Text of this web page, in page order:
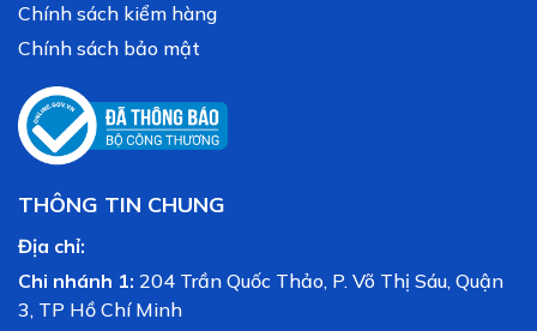
Chính sách kiểm hàng
Chính sách bảo mật
THÔNG TIN CHUNG
Địa chỉ:
Chi nhánh 1: 204 Trần Quốc Thảo, P. Võ Thị Sáu, Quận
3, TP Hồ Chí Minh